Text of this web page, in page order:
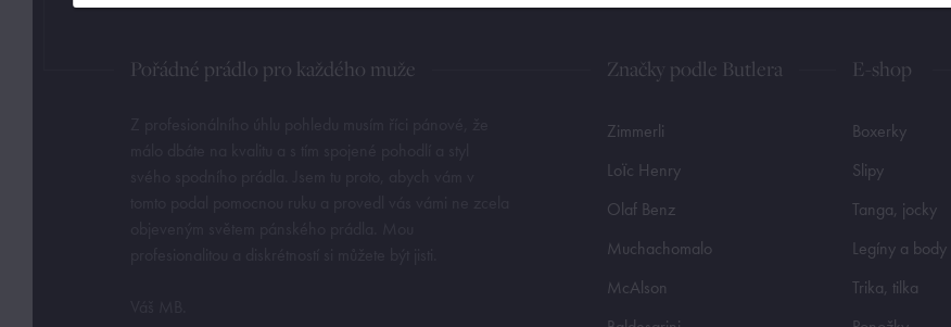
Pořádné prádlo pro každého muže Značky podle Butlera
Zimmerli
Loïc Henry
Olaf Benz
Muchachomalo
McAlson
E-shop
Boxerky
Slipy
Tanga, jocky
Legíny a body
Trika, tilka